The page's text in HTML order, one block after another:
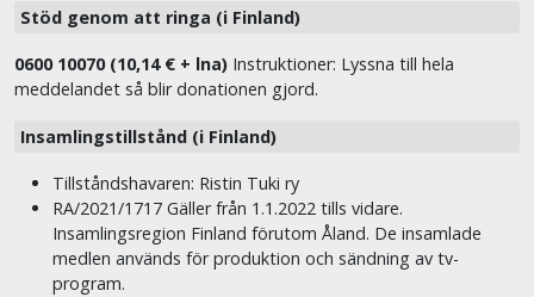
Stöd genom att ringa (i Finland)
0600 10070 (10,14 € + lna) Instruktioner: Lyssna till hela
meddelandet så blir donationen gjord.
Insamlingstillstånd (i Finland)
Tillståndshavaren: Ristin Tuki ry
RA/2021/1717 Gäller från 1.1.2022 tills vidare.
Insamlingsregion Finland förutom Åland. De insamlade
medlen används för produktion och sändning av tv-
program.